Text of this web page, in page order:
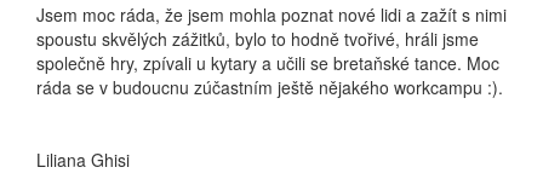
Jsem moc ráda, že jsem mohla poznat nové lidi a zažít s nimi
spoustu skvělých zážitků, bylo to hodně tvořivé, hráli jsme
společně hry, zpívali u kytary a učili se bretaňské tance. Moc
ráda se v budoucnu zúčastním ještě nějakého workcampu :).
Liliana Ghisi